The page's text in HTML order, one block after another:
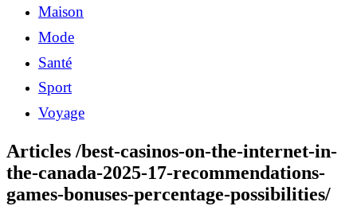
Maison
Mode
Santé
Sport
Voyage
Articles /best-casinos-on-the-internet-in-
the-canada-2025-17-recommendations-
games-bonuses-percentage-possibilities/